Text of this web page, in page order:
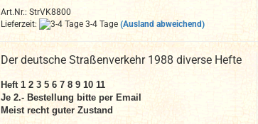
Art.Nr.: StrVK8800
Lieferzeit:
3-4 Tage (Ausland abweichend)
Der deutsche Straßenverkehr 1988 diverse Hefte
Heft 1 2 3 5 6 7 8 9 10 11
Je 2.- Bestellung bitte per Email
Meist recht guter Zustand